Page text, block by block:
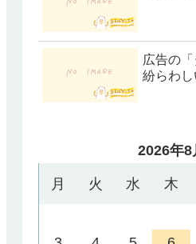
広告の
紛らわし
2026年8
月 火 水 木